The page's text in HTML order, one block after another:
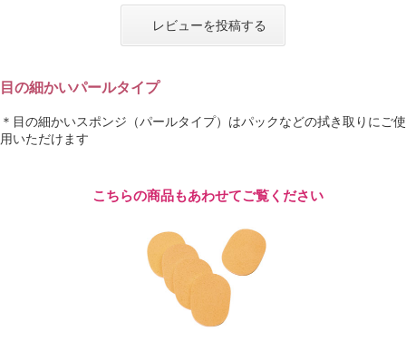
レビューを投稿する
目の細かいパールタイプ
＊目の細かいスポンジ（パールタイプ）はパックなどの拭き取りにご使
用いただけます
こちらの商品もあわせてご覧ください